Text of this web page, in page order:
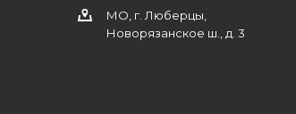
МО, г. Люберцы,
Новорязанское ш., д. 3